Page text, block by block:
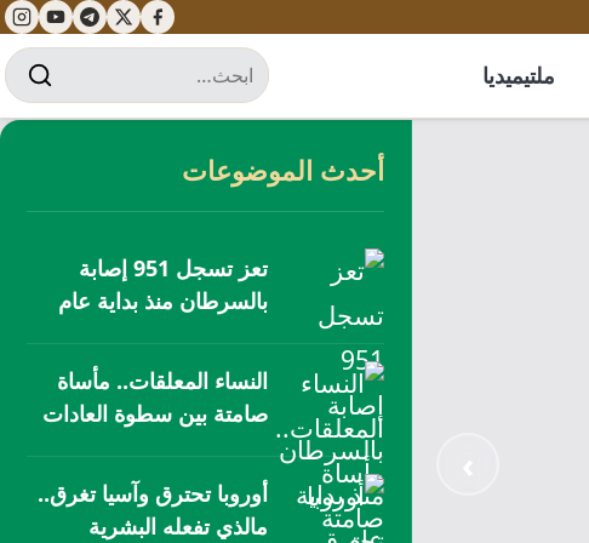
ملتيميديا
أحدث الموضوعات
تعز تسجل 951 إصابة
بالسرطان منذ بداية عام
النساء المعلقات.. مأساة
صامتة بين سطوة العادات
أوروبا تحترق وآسيا تغرق..
مالذي تفعله البشرية